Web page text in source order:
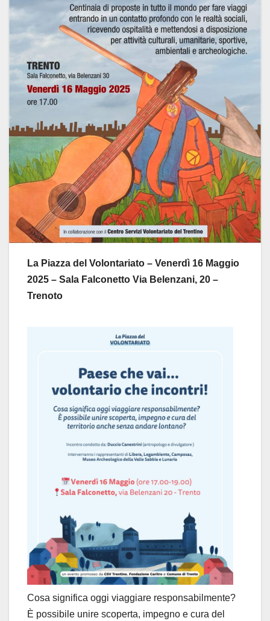
La Piazza del Volontariato – Venerdì 16 Maggio
2025 – Sala Falconetto Via Belenzani, 20 –
Trenoto
Cosa significa oggi viaggiare responsabilmente?
È possibile unire scoperta, impegno e cura del